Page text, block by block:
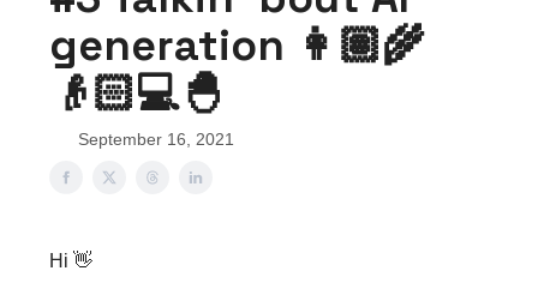
generation 👩🏽‍🌾
👴🏻💻🐣
September 16, 2021
Hi 👋